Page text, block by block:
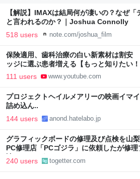
【解説】IMAXは結局何が凄いの？なぜ「
と言われるのか？｜Joshua Connolly
518 users note.com/joshua_film
保険適用、歯科治療の白い新素材は割安
ッジに選ぶ患者増える【もっと知りたい
グ】(2026年8月3日)
111 users www.youtube.com
プロジェクトヘイルメアリーの映画イマ
詰め込ん..
144 users anond.hatelabo.jp
グラフィックボードの修理及び点検を山
PC修理店「PCゴジラ」に依頼したが修
読めてしまう
240 users togetter.com